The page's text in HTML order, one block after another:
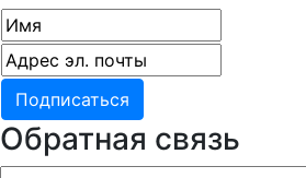
Обратная связь